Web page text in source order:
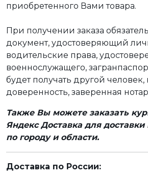
приобретенного Вами товара.
При получении заказа
документ, удостоверяющий
водительские права,
военнослужащего,
будет получать другой
доверенность, заверенная
Также Вы можете заказать
Яндекс Доставка для доставки
по городу и области.
Доставка по России: